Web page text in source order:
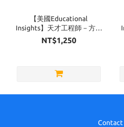
【美國Educational
Insights】天才工程師－方程
式賽車
NT$1,250
Contact